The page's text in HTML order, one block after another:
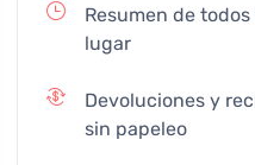
Resumen de
lugar
Devoluciones y
sin papeleo